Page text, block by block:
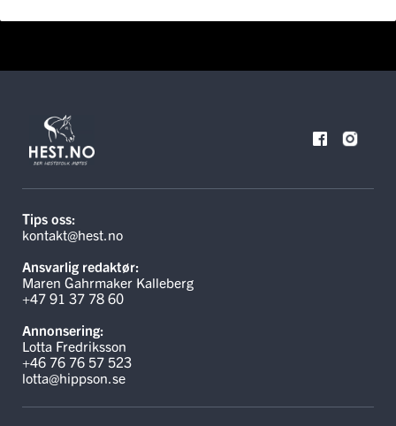
Tips oss:
kontakt@hest.no
Ansvarlig redaktør:
Maren Gahrmaker Kalleberg
+47 91 37 78 60
Annonsering:
Lotta Fredriksson
+46 76 76 57 523
lotta@hippson.se